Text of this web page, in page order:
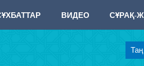
ВИДЕО СҰРАҚ-
Таң